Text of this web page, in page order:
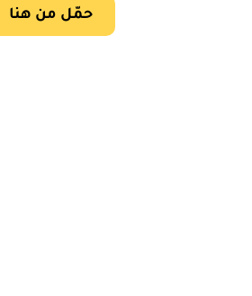
حمّل من هنا